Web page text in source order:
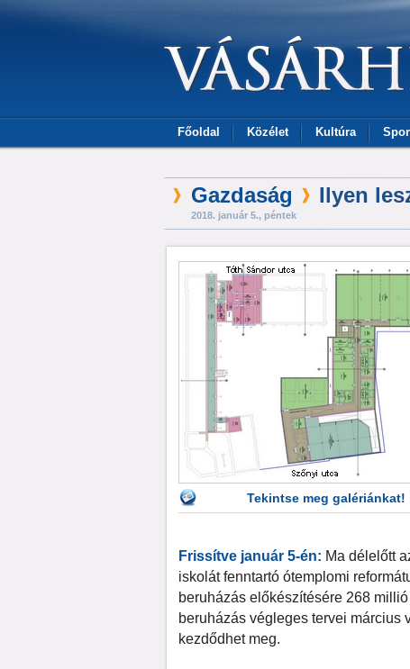
Főoldal Közélet Kultúra
Gazdaság Ilyen
2018. január 5., péntek
Tekintse meg galériánkat!
Frissítve január 5-én: Ma délelőtt
iskolát fenntartó ótemplomi
beruházás előkészítésére 268
beruházás végleges tervei március
kezdődhet meg.